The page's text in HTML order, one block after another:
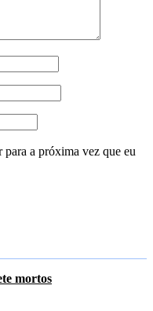
para a próxima vez que eu
mortos